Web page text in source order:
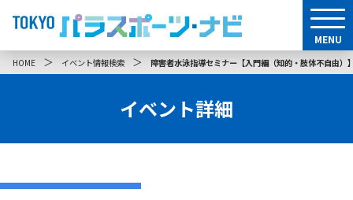
MENU
HOME ＞ イベント情報検索 ＞ 障害者水泳指導セミナー【入門編（知的・肢体不自由）
イベント詳細